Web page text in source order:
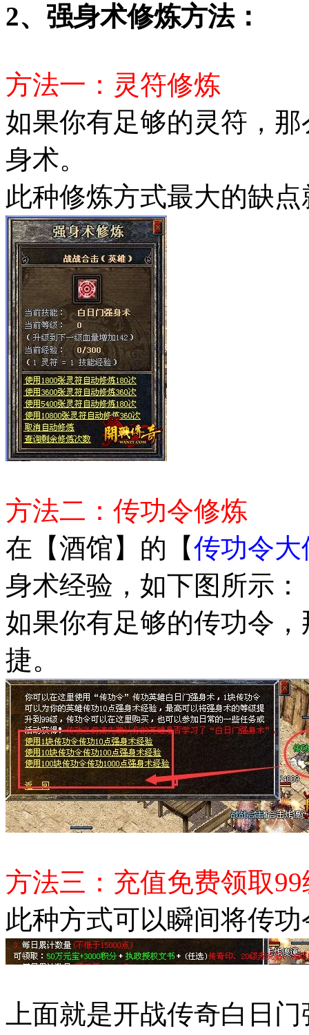
2、强身术修炼方法：
方法一：灵符修炼
如果你有足够的灵符，
身术。
此种修炼方式最大的缺
方法二：传功令修炼
在【酒馆】的【传功令大
身术经验，如下图所示：
如果你有足够的传功令
捷。
方法三：充值免费领取
此种方式可以瞬间将传
上面就是开战传奇白日